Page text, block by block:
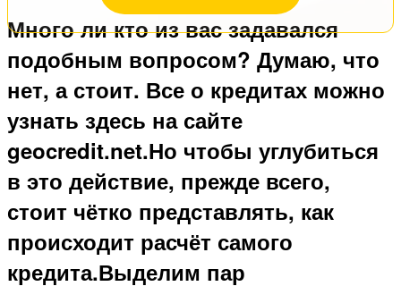
Много ли кто из вас задавался
подобным вопросом? Думаю, что
нет, а стоит. Все о кредитах можно
узнать здесь на сайте
geocredit.net.Но чтобы углубиться
в это действие, прежде всего,
стоит чётко представлять, как
происходит расчёт самого
кредита.Выделим пар